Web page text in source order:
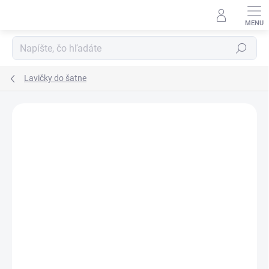
Hľadať
Lavičky do šatne